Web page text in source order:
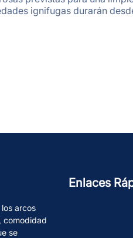
ignifugas durarán
los arcos
comodidad
se
Enlaces